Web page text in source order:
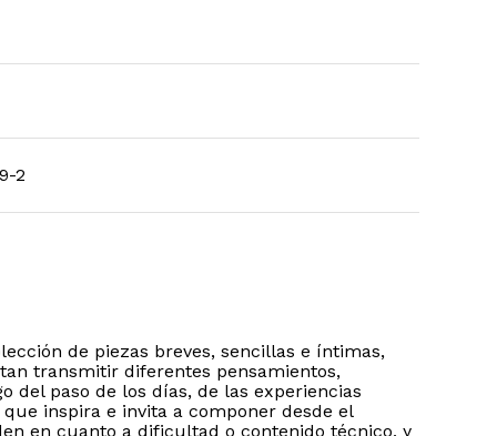
2
de piezas breves, sencillas e íntimas,
transmitir diferentes pensamientos,
del paso de los días, de las experiencias
inspira e invita a componer desde el
en cuanto a dificultad o contenido técnico, y